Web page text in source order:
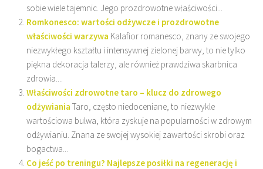
sobie wiele tajemnic. Jego prozdrowotne właściwości...
Romkonesco: wartości odżywcze i prozdrowotne
właściwości warzywa Kalafior romanesco, znany ze swojego
niezwykłego kształtu i intensywnej zielonej barwy, to nie tylko
piękna dekoracja talerzy, ale również prawdziwa skarbnica
zdrowia....
Właściwości zdrowotne taro – klucz do zdrowego
odżywiania Taro, często niedoceniane, to niezwykle
wartościowa bulwa, która zyskuje na popularności w zdrowym
odżywianiu. Znana ze swojej wysokiej zawartości skrobi oraz
bogactwa...
Co jeść po treningu? Najlepsze posiłki na regenerację i